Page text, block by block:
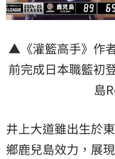
▲《灌籃高手》作
前完成日本職籃初
島
井上大道雖出生於
鄉鹿兒島效力，​展